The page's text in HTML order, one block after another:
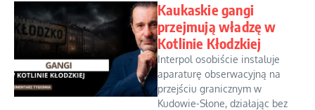
Kaukaskie gangi
przejmują władzę w
Kotlinie Kłodzkiej
Interpol osobiście instaluje
aparaturę obserwacyjną na
przejściu granicznym w
Kudowie-Słone, działając bez